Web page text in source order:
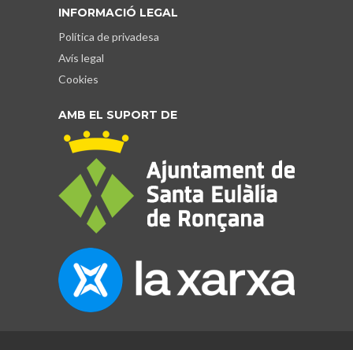
INFORMACIÓ LEGAL
Política de privadesa
Avís legal
Cookies
AMB EL SUPORT DE